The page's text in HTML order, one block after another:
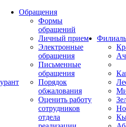
Обращения
Формы
обращений
Личный прием
Электронные
обращения
Письменные
обращения
Порядок
обжалования
Оценить работу
сотрудников
отдела